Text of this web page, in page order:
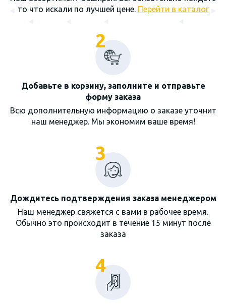
то что искали по лучшей цене. Перейти в каталог
2
Добавьте в корзину, заполните и отправьте
форму заказа
Всю дополнительную информацию о заказе уточнит
наш менеджер. Мы экономим ваше время!
3
Дождитесь подтверждения заказа менеджером
Наш менеджер свяжется с вами в рабочее время.
Обычно это происходит в течение 15 минут после
заказа
4